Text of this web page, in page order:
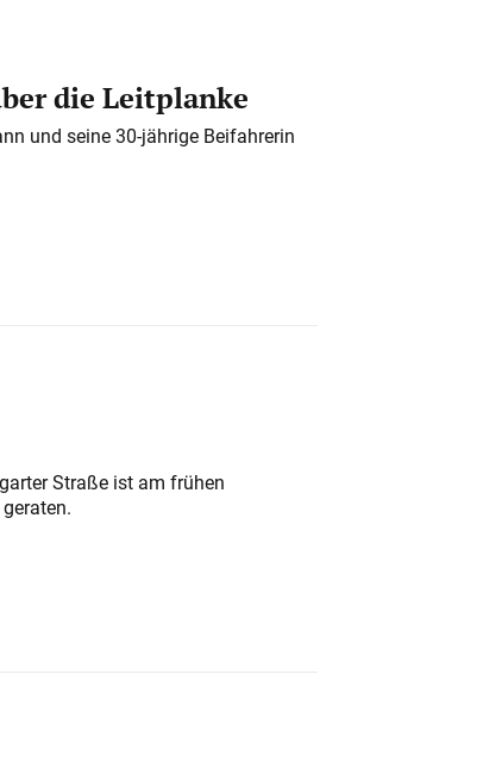
die Leitplanke
und seine 30-jährige Beifahrerin
Straße ist am frühen